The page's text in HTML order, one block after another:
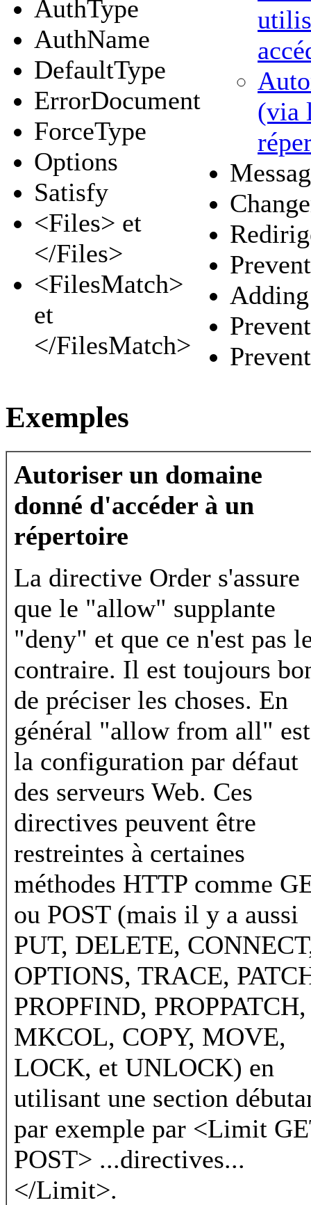
AuthType
AuthName
DefaultType
ErrorDocument
ForceType
Options
Satisfy
<Files> et
</Files>
<FilesMatch>
et
</FilesMatch>
(via
Exemples
Autoriser un domaine
donné d'accéder à un
répertoire
La directive Order s'assure
que le "allow" supplante
"deny" et que ce n'est pas
contraire. Il est toujours
de préciser les choses. En
général "allow from all" est
la configuration par défaut
des serveurs Web. Ces
directives peuvent être
restreintes à certaines
méthodes HTTP comme
ou POST (mais il y a aussi
PUT, DELETE,
OPTIONS, TRACE,
PROPFIND, PROPPATCH,
MKCOL, COPY, MOVE,
LOCK, et UNLOCK) en
utilisant une section
par exemple par <Limit
POST> ...directives...
</Limit>.